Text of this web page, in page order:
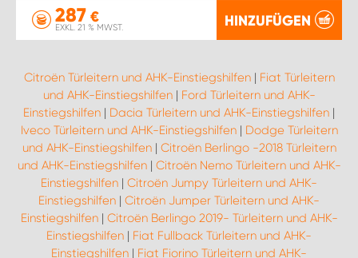
287 €
EXKL. 21 % MWST. HINZUFÜGEN
Citroën Türleitern und AHK-Einstiegshilfen| Fiat Türleitern
und AHK-Einstiegshilfen| Ford Türleitern und AHK-
Einstiegshilfen | Dacia Türleitern und AHK-Einstiegshilfen |
Iveco Türleitern und AHK-Einstiegshilfen| Dodge Türleitern
und AHK-Einstiegshilfen| Citroën Berlingo -2018 Türleitern
und AHK-Einstiegshilfen| Citroën Nemo Türleitern und AHK-
Einstiegshilfen | Citroën Jumpy Türleitern und AHK-
Einstiegshilfen | Citroën Jumper Türleitern und AHK-
Einstiegshilfen| Citroën Berlingo 2019- Türleitern und AHK-
Einstiegshilfen | Fiat Fullback Türleitern und AHK-
Einstiegshilfen | Fiat Fiorino Türleitern und AHK-